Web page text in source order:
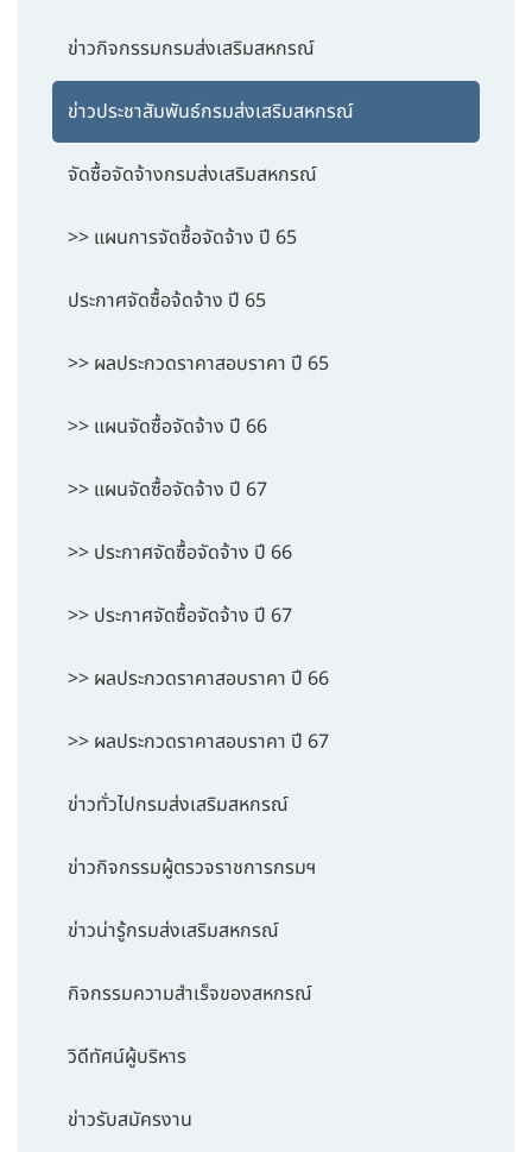
ข่าวกิจกรรมกรมส่งเสริมสหกรณ์
ข่าวประชาสัมพันธ์กรมส่งเสริมสหกรณ์
จัดซื้อจัดจ้างกรมส่งเสริมสหกรณ์
>> แผนการจัดซื้อจัดจ้าง ปี 65
ประกาศจัดซื้อจ้ดจ้าง ปี 65
>> ผลประกวดราคาสอบราคา ปี 65
>> แผนจัดซื้อจัดจ้าง ปี 66
>> แผนจัดซื้อจัดจ้าง ปี 67
>> ประกาศจัดซื้อจัดจ้าง ปี 66
>> ประกาศจัดซื้อจัดจ้าง ปี 67
>> ผลประกวดราคาสอบราคา ปี 66
>> ผลประกวดราคาสอบราคา ปี 67
ข่าวทั่วไปกรมส่งเสริมสหกรณ์
ข่าวกิจกรรมผู้ตรวจราชการกรมฯ
ข่าวน่ารู้กรมส่งเสริมสหกรณ์
กิจกรรมความสำเร็จของสหกรณ์
วิดีทัศน์ผู้บริหาร
ข่าวรับสมัครงาน